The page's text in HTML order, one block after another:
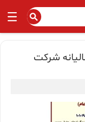
شرکت